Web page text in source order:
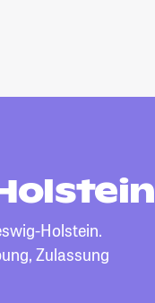
Holstein.
Zulassung